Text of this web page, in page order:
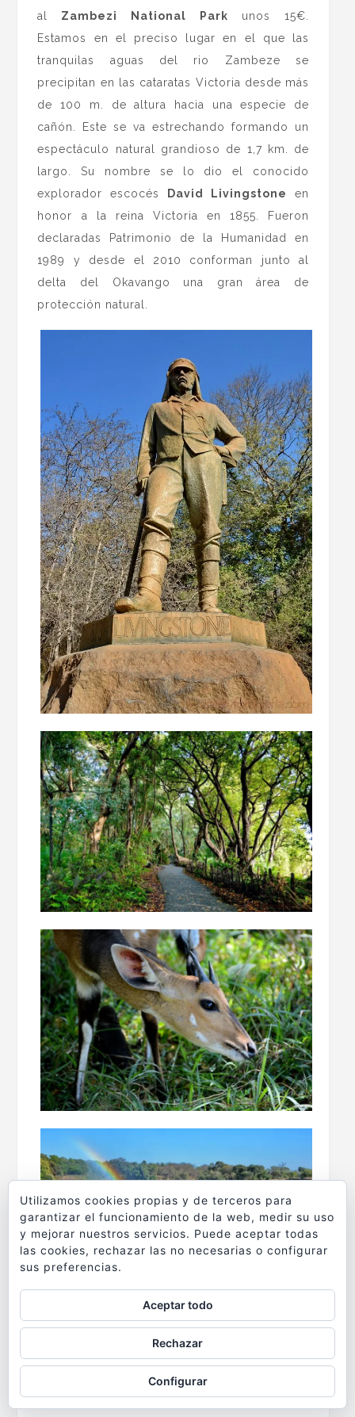
al Zambezi National Park unos 15€.
Estamos en el preciso lugar en el que las
tranquilas aguas del rio Zambeze se
precipitan en las cataratas Victoria desde más
de 100 m. de altura hacia una especie de
cañón. Este se va estrechando formando un
espectáculo natural grandioso de 1,7 km. de
largo. Su nombre se lo dio el conocido
explorador escocés
David Livingstone
en
honor a la reina Victoria en 1855. Fueron
declaradas Patrimonio de la Humanidad en
1989 y desde el 2010 conforman junto al
delta del Okavango una gran área de
protección natural.
Zambeze se arroja en toda su plenitud al
vacío provocando una nube de agua
pulverizada que puede llegar a más de
Utilizamos cookies propias y de terceros para
garantizar el funcionamiento de la web, medir su uso
y mejorar nuestros servicios. Puede aceptar todas
las cookies, rechazar las no necesarias o configurar
sus preferencias.
Aceptar todo
Rechazar
Configurar